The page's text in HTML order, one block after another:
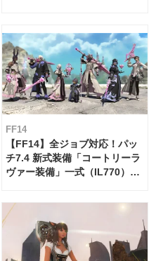
FF14
【FF14】全ジョブ対応！パッ
チ7.4 新式装備「コートリーラ
ヴァー装備」一式（IL770）の